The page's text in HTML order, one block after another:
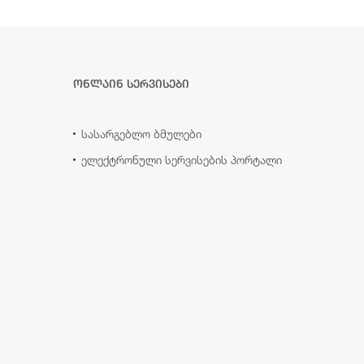
ონლაინ სერვისები
სასარგებლო ბმულები
ელექტრონული სერვისების პორტალი